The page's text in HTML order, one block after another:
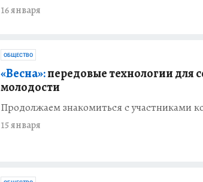
16 января
ОБЩЕСТВО
«Весна»:передовые технологии для
молодости
Продолжаем знакомиться с участниками
15 января